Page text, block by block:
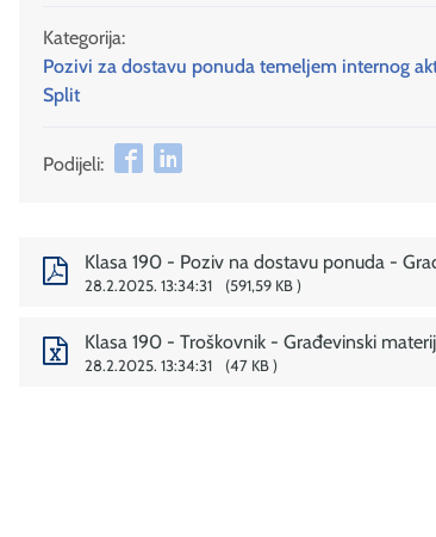
Kategorija:
Pozivi za dostavu ponuda temeljem internog
Split
Podijeli:
Klasa 190 - Poziv na dostavu ponuda -
28.2.2025. 13:34:31 591,59 KB
Klasa 190 - Troškovnik - Građevinski
28.2.2025. 13:34:31 47 KB